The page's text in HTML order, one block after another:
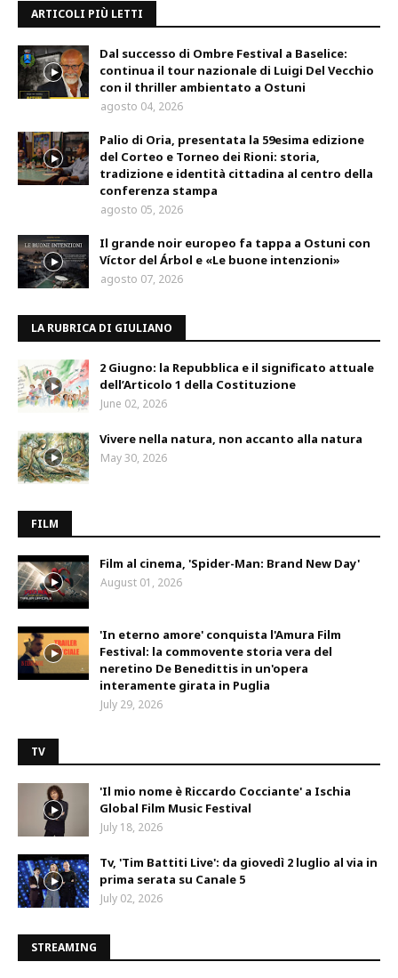
ARTICOLI PIÙ LETTI
Dal successo di Ombre Festival a Baselice:
continua il tour nazionale di Luigi Del Vecchio
con il thriller ambientato a Ostuni
agosto 04, 2026
Palio di Oria, presentata la 59esima edizione
del Corteo e Torneo dei Rioni: storia,
tradizione e identità cittadina al centro della
conferenza stampa
agosto 05, 2026
Il grande noir europeo fa tappa a Ostuni con
Víctor del Árbol e «Le buone intenzioni»
agosto 07, 2026
LA RUBRICA DI GIULIANO
2 Giugno: la Repubblica e il significato attuale
dell’Articolo 1 della Costituzione
June 02, 2026
Vivere nella natura, non accanto alla natura
May 30, 2026
FILM
Film al cinema, 'Spider-Man: Brand New Day'
August 01, 2026
'In eterno amore' conquista l'Amura Film
Festival: la commovente storia vera del
neretino De Benedittis in un'opera
interamente girata in Puglia
July 29, 2026
TV
'Il mio nome è Riccardo Cocciante' a Ischia
Global Film Music Festival
July 18, 2026
Tv, 'Tim Battiti Live': da giovedì 2 luglio al via in
prima serata su Canale 5
July 02, 2026
STREAMING